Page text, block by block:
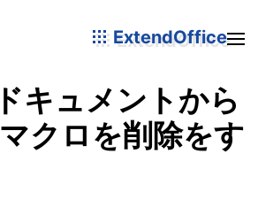
ExtendOffice
キュメントから
クロを削除をす